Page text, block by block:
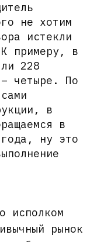
не хотим
истекли
примеру, в
228
четыре. По
в
в
ну это
исполком
рынок